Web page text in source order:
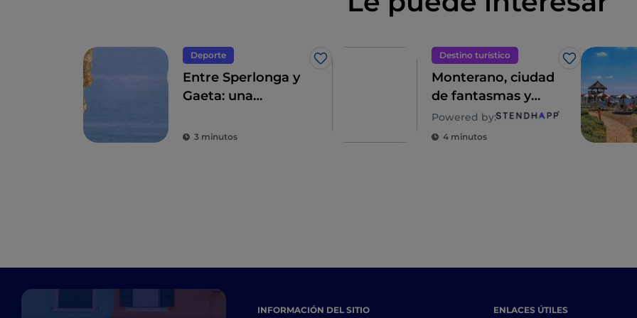
Deporte
Me gusta
Entre Sperlonga y
Gaeta: una
al mar
3 minutos
Destino turístico
Me gusta
Monterano, ciudad
de fantasmas y
celuloide
Powered by:
4 minutos
INFORMACIÓN DEL SITIO ENLACES ÚTILES